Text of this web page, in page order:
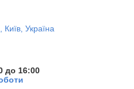
Україна
до 16:00